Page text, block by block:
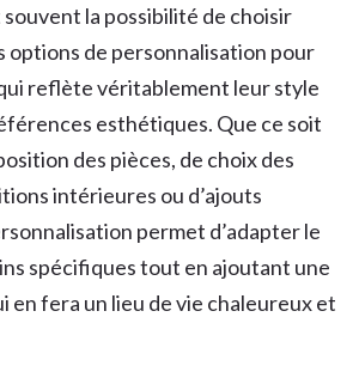
la possibilité de choisir
de personnalisation pour
reflète véritablement leur style
esthétiques. Que ce soit
des pièces, de choix des
intérieures ou d’ajouts
permet d’adapter le
spécifiques tout en ajoutant une
en fera un lieu de vie chaleureux et